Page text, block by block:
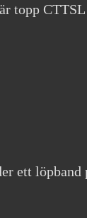
topp
ett löpband